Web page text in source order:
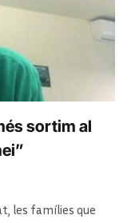
sortim al
les famílies que